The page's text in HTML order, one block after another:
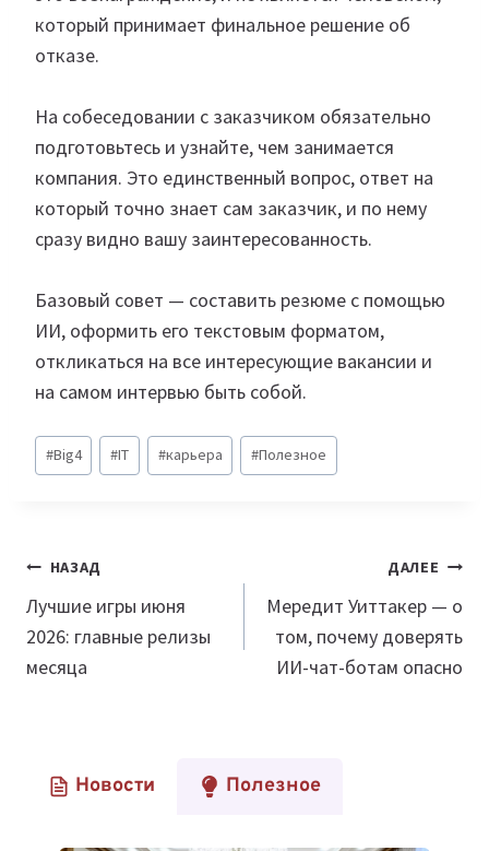
который принимает финальное решение об
отказе.
На собеседовании с заказчиком обязательно
подготовьтесь и узнайте, чем занимается
компания. Это единственный вопрос, ответ на
который точно знает сам заказчик, и по нему
сразу видно вашу заинтересованность.
Базовый совет — составить резюме с помощью
ИИ, оформить его текстовым форматом,
откликаться на все интересующие вакансии и
на самом интервью быть собой.
Метки
записи:
#Big4 #IT #карьера #Полезное
Навигация
по
записям
НАЗАД
Лучшие игры июня
2026: главные релизы
месяца
ДАЛЕЕ
Мередит Уиттакер — о
том, почему доверять
ИИ-чат-ботам опасно
Новости Полезное